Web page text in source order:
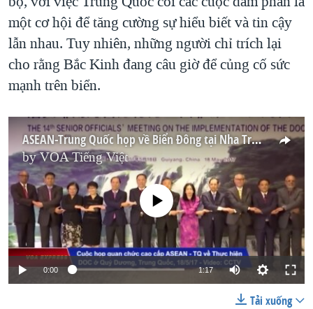
một cơ hội để tăng cường sự hiểu biết và tin cậy
lẫn nhau. Tuy nhiên, những người chỉ trích lại
cho rằng Bắc Kinh đang câu giờ để củng cố sức
mạnh trên biển.
ASEAN-Trung Quốc họp về Biển Đông tại Nha Trang
byVOA Tiếng Việt
No media source currently available
0:00 1:17
Tải xuống